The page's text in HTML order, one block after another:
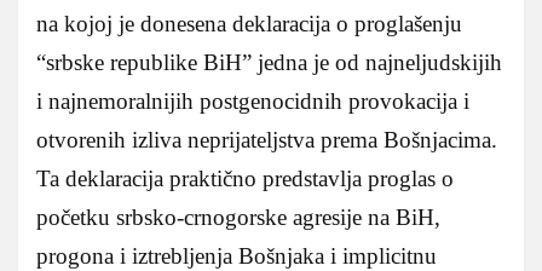
na kojoj je donesena deklaracija o proglašenju
“srbske republike BiH” jedna je od najneljudskijih
i najnemoralnijih postgenocidnih provokacija i
otvorenih izliva neprijateljstva prema Bošnjacima.
Ta deklaracija praktično predstavlja proglas o
početku srbsko-crnogorske agresije na BiH,
progona i iztrebljenja Bošnjaka i implicitnu